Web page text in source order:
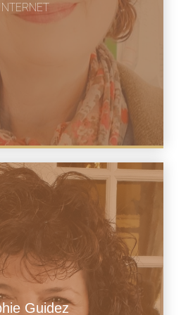
INTERNET
Guidez